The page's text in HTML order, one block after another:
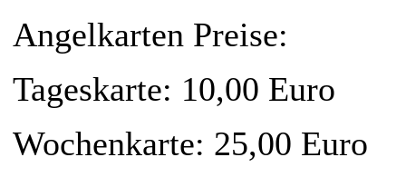
Angelkarten Preise:
Tageskarte: 10,00 Euro
Wochenkarte: 25,00 Euro